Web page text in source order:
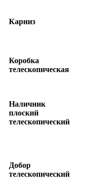
Карниз
Коробка
телескопическая
Наличник
плоский
телескопический
Добор
телескопический